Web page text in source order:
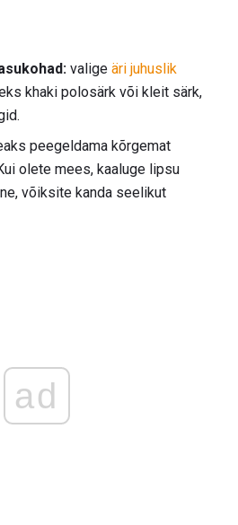
valige äri juhuslik
khaki polosärk või kleit särk,
peegeldama kõrgemat
olete mees, kaaluge lipsu
võiksite kanda seelikut
ad